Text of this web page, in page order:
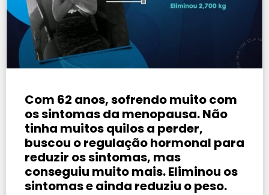
Com 62 anos, sofrendo muito com
os sintomas da menopausa. Não
tinha muitos quilos a perder,
buscou o regulação hormonal para
reduzir os sintomas, mas
conseguiu muito mais. Eliminou os
sintomas e ainda reduziu o peso.